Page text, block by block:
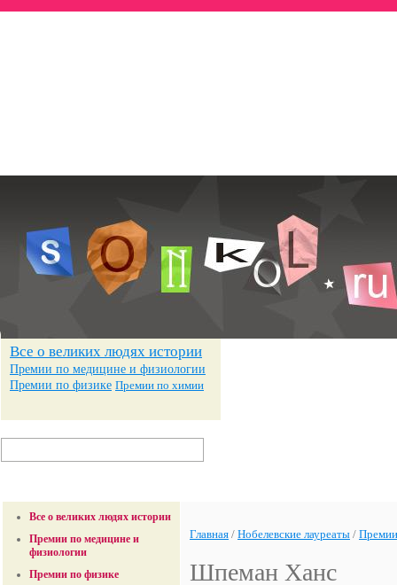
Все о великих людях истории
Премии по медицине и физиологии
Премии по физике Премии по химии
Все о великих людях истории
Премии по медицине и
физиологии
Премии по физике
Главная / Нобелевские лауреаты /
Шпеман Ханс